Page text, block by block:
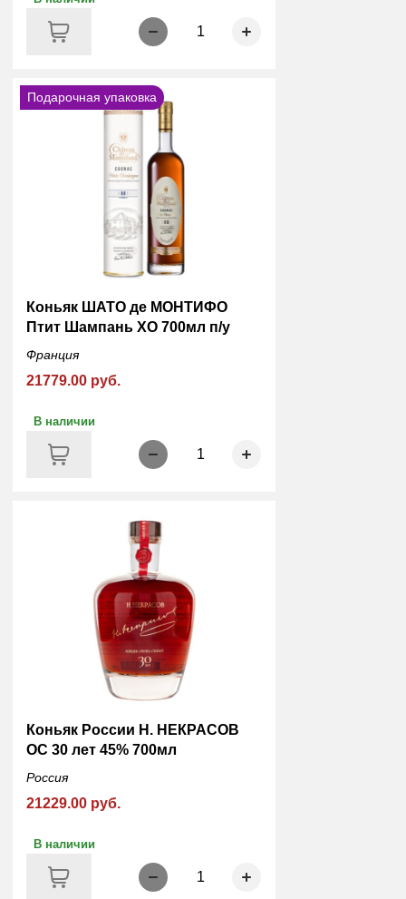
1
Подарочная упаковка
Коньяк ШАТО де МОНТИФО
Птит Шампань XO 700мл п/у
Франция
21779.00 руб.
В наличии
1
Коньяк России Н. НЕКРАСОВ
ОС 30 лет 45% 700мл
Россия
21229.00 руб.
В наличии
1